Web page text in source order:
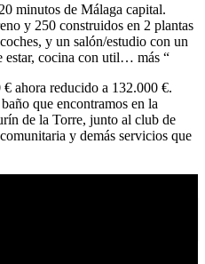
minutos de Málaga capital.
y 250 construidos en 2 plantas
y un salón/estudio con un
estar, cocina con util… más “
ahora reducido a 132.000 €.
que encontramos en la
de la Torre, junto al club de
y demás servicios que